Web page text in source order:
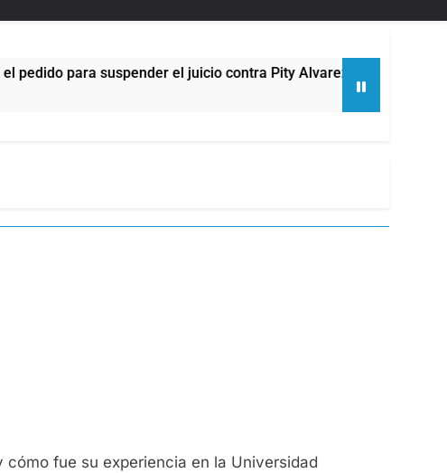
para suspender el juicio contra Pity Alvarez
fue su experiencia en la Universidad